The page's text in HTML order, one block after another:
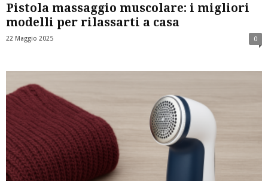
Pistola massaggio muscolare: i migliori
modelli per rilassarti a casa
22 Maggio 2025 0